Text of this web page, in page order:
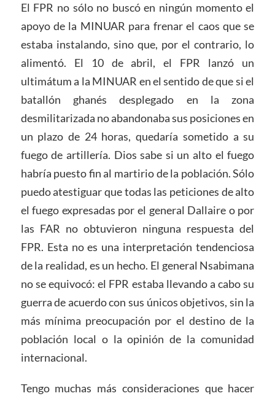
El FPR no sólo no buscó en ningún momento el
apoyo de la MINUAR para frenar el caos que se
estaba instalando, sino que, por el contrario, lo
alimentó. El 10 de abril, el FPR lanzó un
ultimátum a la MINUAR en el sentido de que si el
batallón ghanés desplegado en la zona
desmilitarizada no abandonaba sus posiciones en
un plazo de 24 horas, quedaría sometido a su
fuego de artillería. Dios sabe si un alto el fuego
habría puesto fin al martirio de la población. Sólo
puedo atestiguar que todas las peticiones de alto
el fuego expresadas por el general Dallaire o por
las FAR no obtuvieron ninguna respuesta del
FPR. Esta no es una interpretación tendenciosa
de la realidad, es un hecho. El general Nsabimana
no se equivocó: el FPR estaba llevando a cabo su
guerra de acuerdo con sus únicos objetivos, sin la
más mínima preocupación por el destino de la
población local o la opinión de la comunidad
internacional.
Tengo muchas más consideraciones que hacer